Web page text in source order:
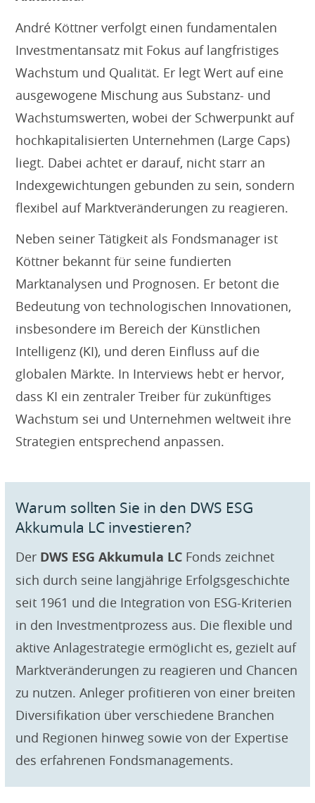
André Köttner verfolgt einen fundamentalen
Investmentansatz mit Fokus auf langfristiges
Wachstum und Qualität. Er legt Wert auf eine
ausgewogene Mischung aus Substanz- und
Wachstumswerten, wobei der Schwerpunkt auf
hochkapitalisierten Unternehmen (Large Caps)
liegt. Dabei achtet er darauf, nicht starr an
Indexgewichtungen gebunden zu sein, sondern
flexibel auf Marktveränderungen zu reagieren.
Neben seiner Tätigkeit als Fondsmanager ist
Köttner bekannt für seine fundierten
Marktanalysen und Prognosen. Er betont die
Bedeutung von technologischen Innovationen,
insbesondere im Bereich der Künstlichen
Intelligenz (KI), und deren Einfluss auf die
globalen Märkte. In Interviews hebt er hervor,
dass KI ein zentraler Treiber für zukünftiges
Wachstum sei und Unternehmen weltweit ihre
Strategien entsprechend anpassen.
Warum sollten Sie in den DWS ESG
Akkumula LC investieren?
Der DWS ESG Akkumula LC Fonds zeichnet
sich durch seine langjährige Erfolgsgeschichte
seit 1961 und die Integration von ESG-Kriterien
in den Investmentprozess aus. Die flexible und
aktive Anlagestrategie ermöglicht es, gezielt auf
Marktveränderungen zu reagieren und Chancen
zu nutzen. Anleger profitieren von einer breiten
Diversifikation über verschiedene Branchen
und Regionen hinweg sowie von der Expertise
des erfahrenen Fondsmanagements.